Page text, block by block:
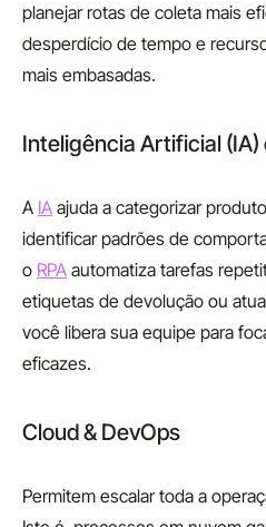
planejar rotas de coleta mais
desperdício de tempo e
mais embasadas.
Inteligência Artificial (IA)
A IA ajuda a categorizar
identificar padrões de
o RPA automatiza tarefas
etiquetas de devolução ou
você libera sua equipe para
eficazes.
Cloud & DevOps
Permitem escalar toda a